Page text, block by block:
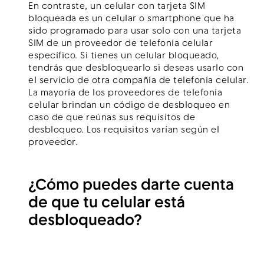
En contraste, un celular con tarjeta SIM
bloqueada es un celular o smartphone que ha
sido programado para usar solo con una tarjeta
SIM de un proveedor de telefonía celular
específico. Si tienes un celular bloqueado,
tendrás que desbloquearlo si deseas usarlo con
el servicio de otra compañía de telefonía celular.
La mayoría de los proveedores de telefonía
celular brindan un código de desbloqueo en
caso de que reúnas sus requisitos de
desbloqueo. Los requisitos varían según el
proveedor.
¿Cómo puedes darte cuenta
de que tu celular está
desbloqueado?